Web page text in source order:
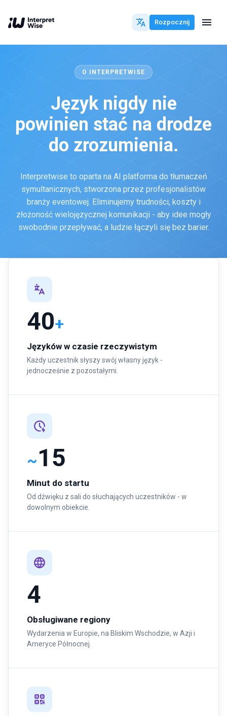
Rozpocznij
O INTERPRETWISE
Język nigdy nie
powinien stać na drodze
do zrozumienia.
Interpretwise to oparta na AI platforma do tłumaczeń
symultanicznych, stworzona przez profesjonalistów
branży eventowej. Eliminujemy trudności, koszty i
złożoność wielojęzycznej komunikacji - aby idee mogły
swobodnie przepływać, a ludzie łączyli się bez barier.
40+
Języków w czasie rzeczywistym
Każdy uczestnik słyszy swój własny język -
jednocześnie z pozostałymi.
~15
Minut do startu
Od dźwięku z sali do słuchających uczestników - w
dowolnym obiekcie.
4
Obsługiwane regiony
Wydarzenia w Europie, na Bliskim Wschodzie, w Azji i
Ameryce Północnej.